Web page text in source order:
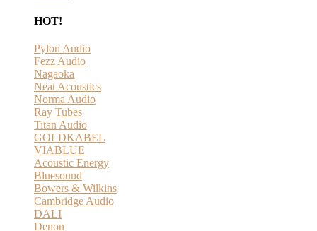
HOT!
Pylon Audio
Fezz Audio
Nagaoka
Neat Acoustics
Norma Audio
Ray Tubes
Titan Audio
GOLDKABEL
VIABLUE
Acoustic Energy
Bluesound
Bowers & Wilkins
Cambridge Audio
DALI
Denon